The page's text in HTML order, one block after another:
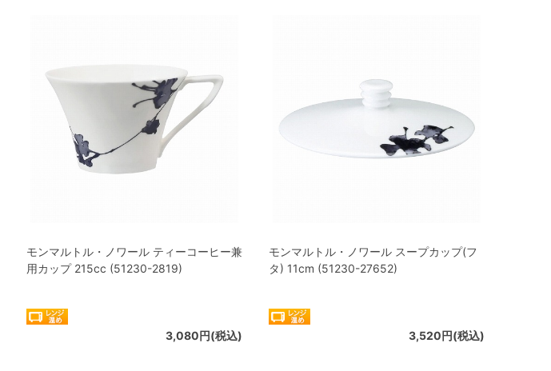
モンマルトル・ノワール ティーコーヒー兼
用カップ 215cc (51230-2819)
3,080円(税込)
モンマルトル・ノワール スープカップ(フ
タ) 11cm (51230-27652)
3,520円(税込)